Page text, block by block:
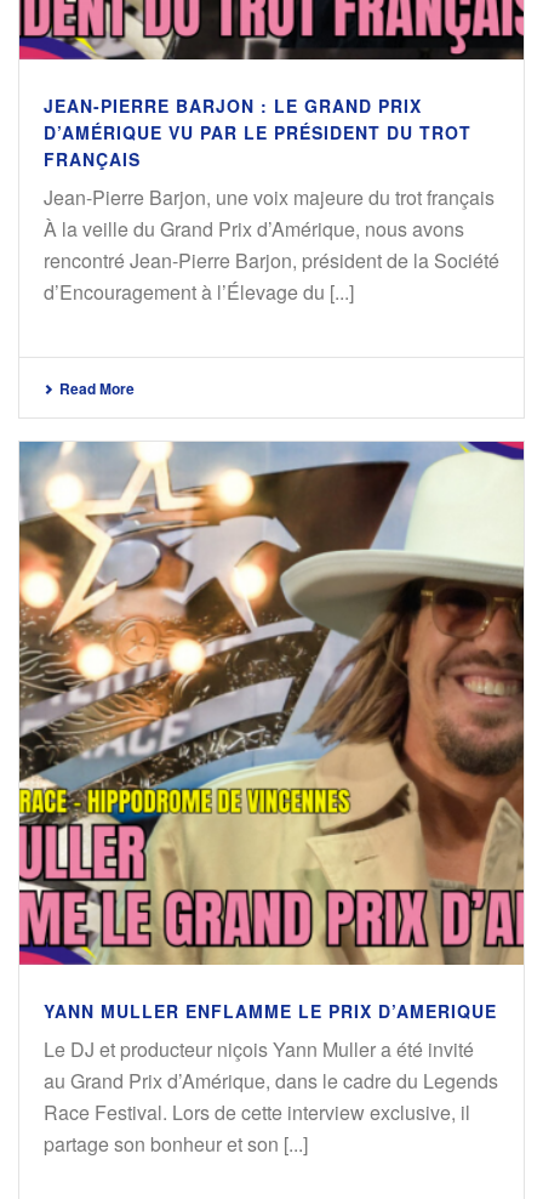
JEAN-PIERRE BARJON : LE GRAND PRIX
D’AMÉRIQUE VU PAR LE PRÉSIDENT DU TROT
FRANÇAIS
Jean-Pierre Barjon, une voix majeure du trot français
À la veille du Grand Prix d’Amérique, nous avons
rencontré Jean-Pierre Barjon, président de la Société
d’Encouragement à l’Élevage du [...]
Read More
YANN MULLER ENFLAMME LE PRIX D’AMERIQUE
Le DJ et producteur niçois Yann Muller a été invité
au Grand Prix d’Amérique, dans le cadre du Legends
Race Festival. Lors de cette interview exclusive, il
partage son bonheur et son [...]